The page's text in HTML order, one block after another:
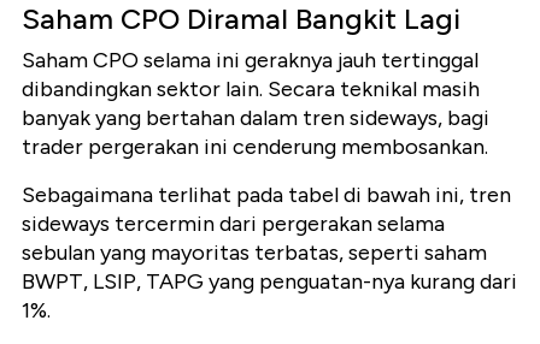
Saham CPO Diramal Bangkit Lagi
Saham CPO selama ini geraknya jauh tertinggal
dibandingkan sektor lain. Secara teknikal masih
banyak yang bertahan dalam tren sideways, bagi
trader pergerakan ini cenderung membosankan.
Sebagaimana terlihat pada tabel di bawah ini, tren
sideways tercermin dari pergerakan selama
sebulan yang mayoritas terbatas, seperti saham
BWPT, LSIP, TAPG yang penguatan-nya kurang dari
1%.